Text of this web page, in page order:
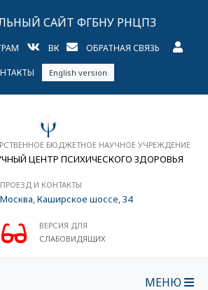
САЙТ ФГБНУ РНЦПЗ
ВК ОБРАТНАЯ СВЯЗЬ
English version
БЮДЖЕТНОЕ НАУЧНОЕ УЧРЕЖДЕНИЕ
ЦЕНТР ПСИХИЧЕСКОГО ЗДОРОВЬЯ
ПРОЕЗД И КОНТАКТЫ
Москва, Каширское шоссе, 34
ВЕРСИЯ ДЛЯ
СЛАБОВИДЯЩИХ
МЕНЮ